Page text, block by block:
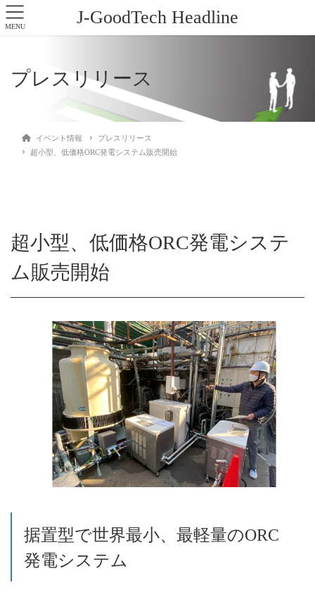
J-GoodTech Headline
プレスリリース
イベント情報
プレスリリース
超小型、低価格ORC発電システム販売開始
超小型、低価格ORC発電システ
ム販売開始
据置型で世界最小、最軽量のORC
発電システム
MENU